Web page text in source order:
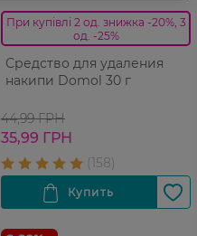
При купівлі 2 од. знижка -20%, 3
од. -25%
Средство для удаления
накипи Domol 30 г
44,99 ГРН
35,99 ГРН